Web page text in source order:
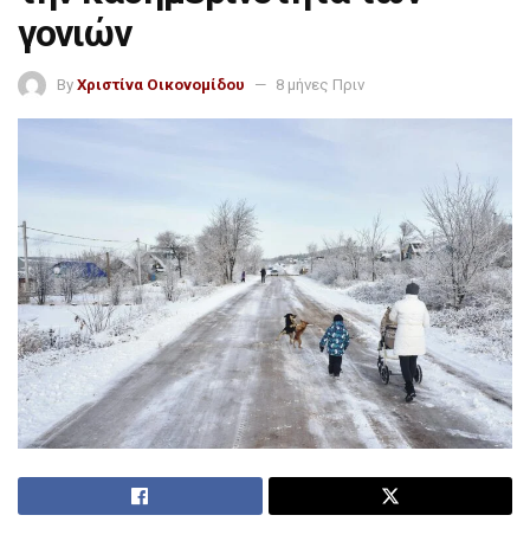
γονιών
By Χριστίνα Οικονομίδου 8 μήνες Πριν